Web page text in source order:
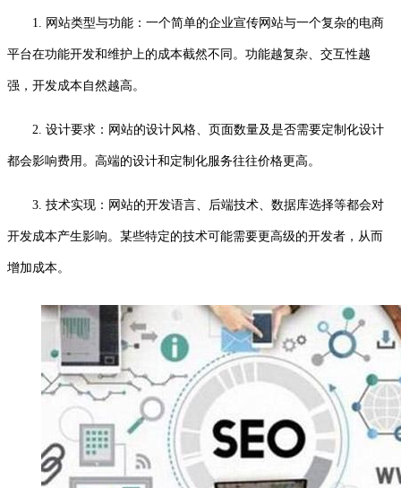
1. 网站类型与功能：一个简单的企业宣传网站与一个复杂的电商
平台在功能开发和维护上的成本截然不同。功能越复杂、交互性越
强，开发成本自然越高。
2. 设计要求：网站的设计风格、页面数量及是否需要定制化设计
都会影响费用。高端的设计和定制化服务往往价格更高。
3. 技术实现：网站的开发语言、后端技术、数据库选择等都会对
开发成本产生影响。某些特定的技术可能需要更高级的开发者，从而
增加成本。